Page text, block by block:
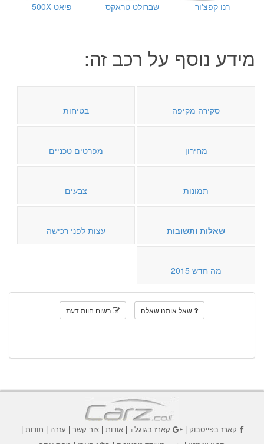
רנו קפצ'ור שברולט טראקס פיאט 500X
מידע נוסף על רכב זה:
סקירה מקיפה בטיחות
מחירון מפרטים טכניים
תמונות צבעים
שאלות ותשובות עצות לפני רכישה
מה חדש 2015
שאל אותנו שאלה רשום חוות דעת
קארז בפייסבוק| קארז בגוגל+|אודות |צור קשר | עזרה | תודות |